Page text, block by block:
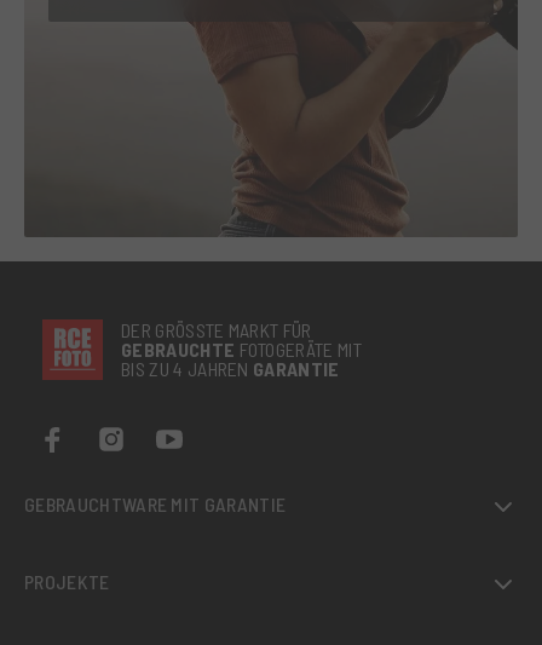
DER GRÖSSTE MARKT FÜR
GEBRAUCHTE FOTOGERÄTE MIT
BIS ZU 4 JAHREN GARANTIE
GEBRAUCHTWARE MIT GARANTIE
PROJEKTE